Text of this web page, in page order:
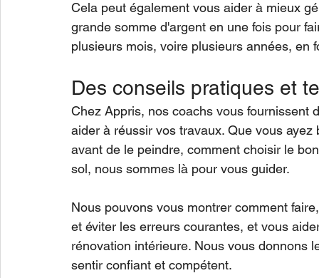
Cela peut également vous aider à mieux
grande somme d'argent en une fois pour
plusieurs mois, voire plusieurs années, en
Des conseils pratiques et
Chez Appris, nos coachs vous
aider à réussir vos travaux. Que vous
avant de le peindre, comment choisir le
sol, nous sommes là pour vous guider.
Nous pouvons vous montrer comment
et éviter les erreurs courantes, et vous
rénovation intérieure. Nous vous donnons
sentir confiant et compétent.